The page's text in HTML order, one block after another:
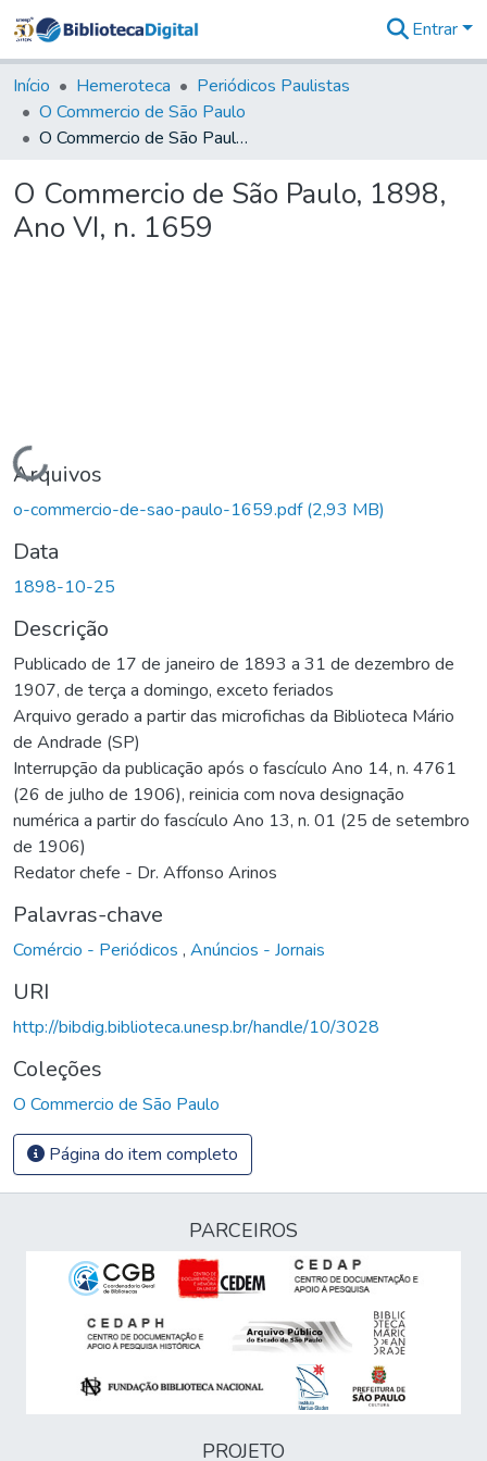
&
Coleções
Tudo na
Biblioteca
Estatísticas
Entrar
Início Hemeroteca
Periódicos Paulistas
O Commercio de São Paulo
O Commercio de São Paulo, 1898, Ano VI, n. 1659
O Commercio de São Paulo, 1898,
Ano VI, n. 1659
Carregando...
Arquivos
o-commercio-de-sao-paulo-1659.pdf(2,93 MB)
Data
1898-10-25
Descrição
Publicado de 17 de janeiro de 1893 a 31 de dezembro de
1907, de terça a domingo, exceto feriados
Arquivo gerado a partir das microfichas da Biblioteca Mário
de Andrade (SP)
Interrupção da publicação após o fascículo Ano 14, n. 4761
(26 de julho de 1906), reinicia com nova designação
numérica a partir do fascículo Ano 13, n. 01 (25 de setembro
de 1906)
Redator chefe - Dr. Affonso Arinos
Palavras-chave
Comércio - Periódicos , Anúncios - Jornais
URI
http://bibdig.biblioteca.unesp.br/handle/10/3028
Coleções
O Commercio de São Paulo
Página do item completo
PARCEIROS
PROJETO